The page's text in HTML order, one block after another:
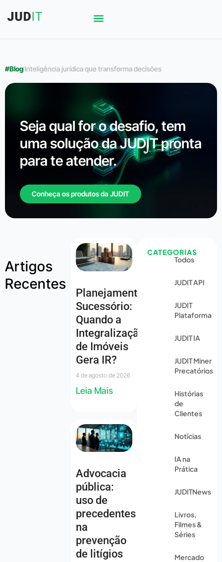
#BloglInteligência jurídica que transforma decisões
Seja qual for o desafio, tem
uma solução da JUDIT pronta
para te atender.
Conheça os produtos da JUDIT
Artigos
Recentes
Planejamento
Sucessório:
Quando a
Integralização
de Imóveis
Gera IR?
4 de agosto de 2026
Leia Mais
Advocacia
pública:
uso de
precedentes
na
prevenção
de litígios
CATEGORIAS
Todos
JUDIT API
JUDIT
Plataforma
JUDIT IA
JUDIT Miner
Precatórios
Histórias
de
Clientes
Notícias
IA na
Prática
JUDITNews
Livros,
Filmes &
Séries
Mercado